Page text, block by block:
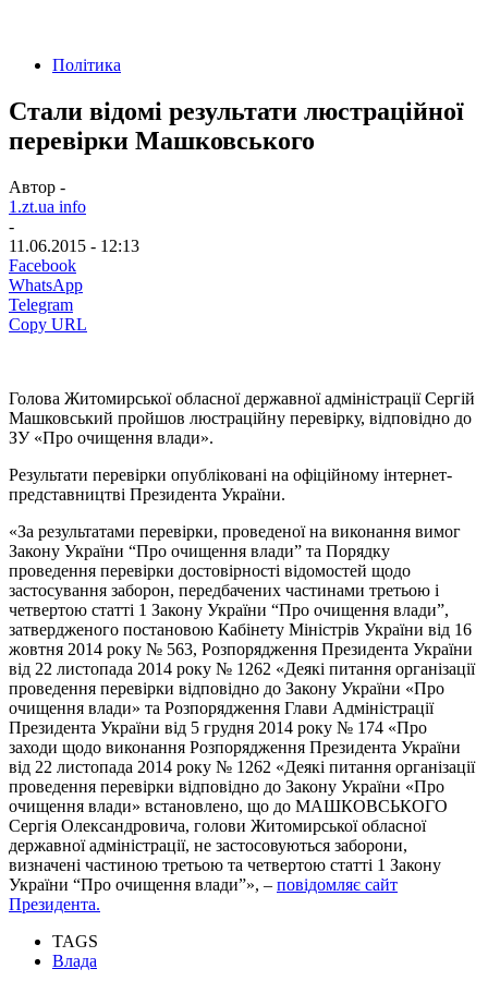
Політика
Стали відомі результати люстраційної
перевірки Машковського
Автор -
1.zt.ua info
-
11.06.2015 - 12:13
Facebook
WhatsApp
Telegram
Copy URL
Голова Житомирської обласної державної адміністрації Сергій
Машковський пройшов люстраційну перевірку, відповідно до
ЗУ «Про очищення влади».
Результати перевірки опубліковані на офіційному інтернет-
представництві Президента України.
«За результатами перевірки, проведеної на виконання вимог
Закону України “Про очищення влади” та Порядку
проведення перевірки достовірності відомостей щодо
застосування заборон, передбачених частинами третьою і
четвертою статті 1 Закону України “Про очищення влади”,
затвердженого постановою Кабінету Міністрів України від 16
жовтня 2014 року № 563, Розпорядження Президента України
від 22 листопада 2014 року № 1262 «Деякі питання організації
проведення перевірки відповідно до Закону України «Про
очищення влади» та Розпорядження Глави Адміністрації
Президента України від 5 грудня 2014 року № 174 «Про
заходи щодо виконання Розпорядження Президента України
від 22 листопада 2014 року № 1262 «Деякі питання організації
проведення перевірки відповідно до Закону України «Про
очищення влади» встановлено, що до МАШКОВСЬКОГО
Сергія Олександровича, голови Житомирської обласної
державної адміністрації, не застосовуються заборони,
визначені частиною третьою та четвертою статті 1 Закону
України “Про очищення влади”», – повідомляє сайт
Президента.
TAGS
Влада